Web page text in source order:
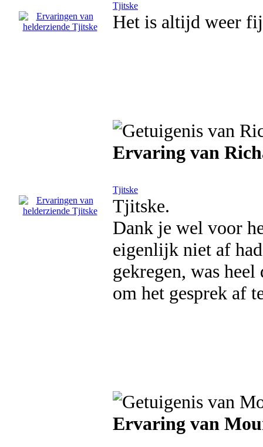
Tjitske
Het is altijd weer
Ervaring van
Tjitske
Tjitske.
Dank je wel voor
eigenlijk niet af
gekregen, was
om het gesprek af
Ervaring van